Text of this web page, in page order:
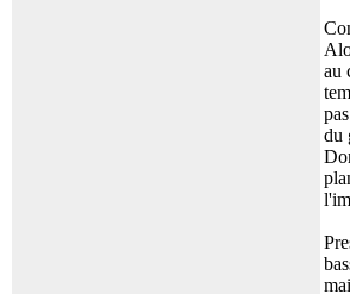
au
du